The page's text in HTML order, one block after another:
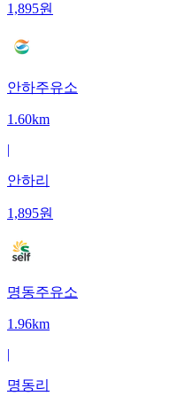
1,895원
안하주유소
1.60km
|
안하리
1,895원
명동주유소
1.96km
|
명동리